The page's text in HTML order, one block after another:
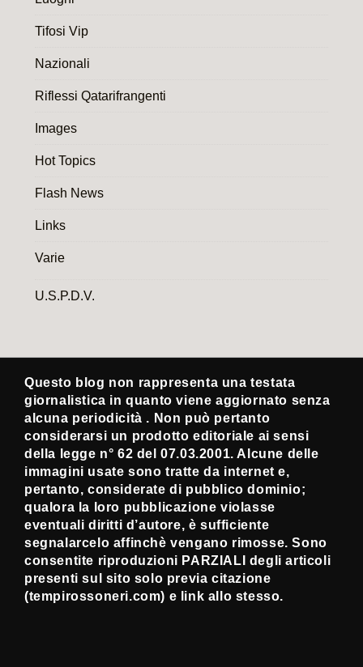
Tifosi Vip
Nazionali
Riflessi Qatarifrangenti
Images
Hot Topics
Flash News
Links
Varie
U.S.P.D.V.
Questo blog non rappresenta una testata
giornalistica in quanto viene aggiornato senza
alcuna periodicità . Non può pertanto
considerarsi un prodotto editoriale ai sensi
della legge n° 62 del 07.03.2001. Alcune delle
immagini usate sono tratte da internet e,
pertanto, considerate di pubblico dominio;
qualora la loro pubblicazione violasse
eventuali diritti d’autore, è sufficiente
segnalarcelo affinchè vengano rimosse. Sono
consentite riproduzioni PARZIALI degli articoli
presenti sul sito solo previa citazione
(tempirossoneri.com) e link allo stesso.